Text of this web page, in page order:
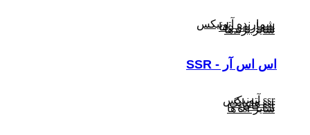
شمارنده آتونیکس
شمارنده دلتا
سایر برندها
اس اس آر - SSR
ssr آتونیکس
ssr هانیانگ
ssr کاکن
سایر ssr ها